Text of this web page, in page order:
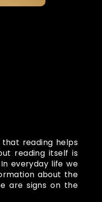
reading helps
reading itself is
everyday life we
about the
are signs on the